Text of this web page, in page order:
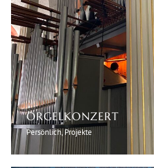
ORGELKONZERT
Persönlich, Projekte